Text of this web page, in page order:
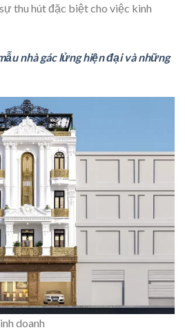
thu hút đặc biệt cho việc kinh
nhà gác lửng hiện đại và những
doanh